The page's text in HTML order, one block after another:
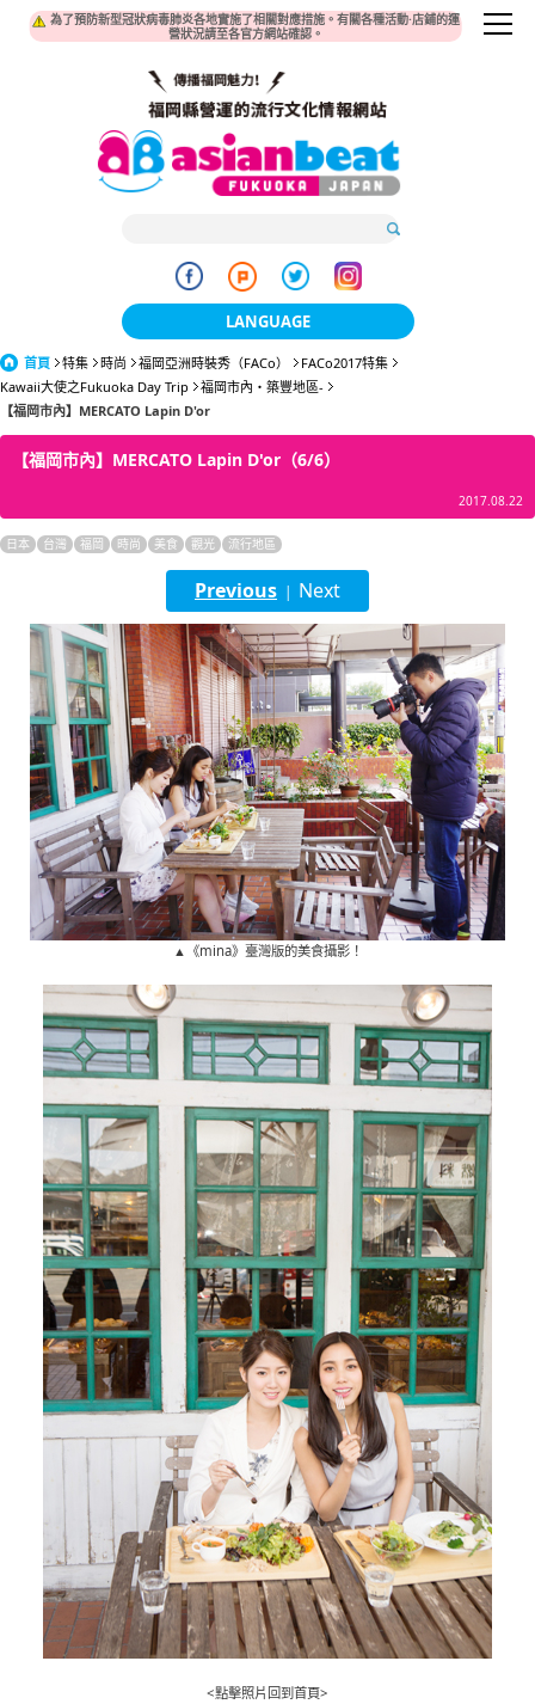
為了預防新型冠狀病毒肺炎各地實施了相關對應措施。有關各種活動·店鋪的運
營狀況請至各官方網站確認。
LANGUAGE
日本語
簡体中文
English
ภาษาไทย
tiéng Viêt
Bahasa Indonesia
首頁 特集 時尚 福岡亞洲時裝秀（FACo）
FACo2017特集
Kawaii大使之Fukuoka Day Trip
福岡市內・築豐地區-
【福岡市內】MERCATO Lapin D'or
【福岡市內】MERCATO Lapin D'or（6/6）
2017.08.22
日本 台灣 福岡 時尚 美食 觀光 流行地區
Previous | Next
▲《mina》臺灣版的美食攝影！
<點擊照片回到首頁>